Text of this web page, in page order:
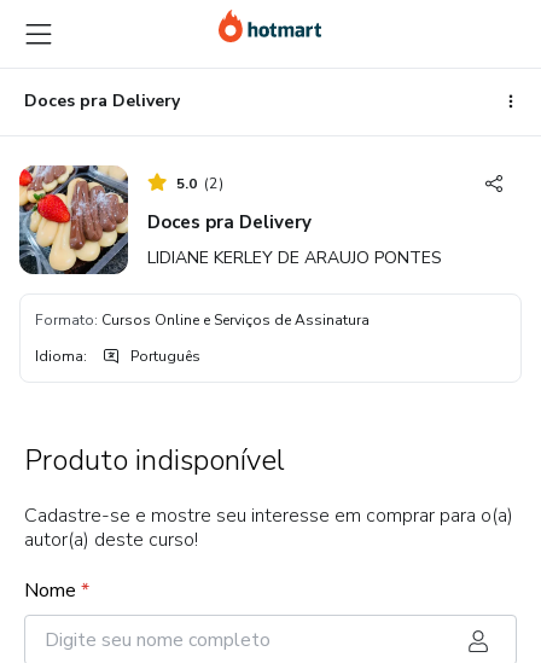
para
o
conteúdo
principal
para
o
pagamento
para
o
rodapéDoces pra Delivery
5.0 (2)
Doces pra Delivery
LIDIANE KERLEY DE ARAUJO PONTES
Formato: Cursos Online e Serviços de Assinatura
Idioma: Português
Produto indisponível
Cadastre-se e mostre seu interesse em comprar para o(a)
autor(a) deste curso!
Nome *